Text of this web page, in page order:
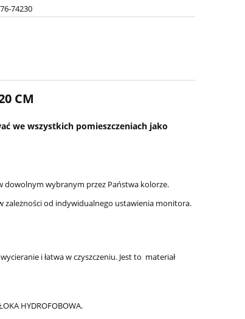
74230
CM
we wszystkich pomieszczeniach jako
dowolnym wybranym przez Państwa kolorze.
zależności od indywidualnego ustawienia monitora.
i łatwa w czyszczeniu. Jest to materiał
HYDROFOBOWA.